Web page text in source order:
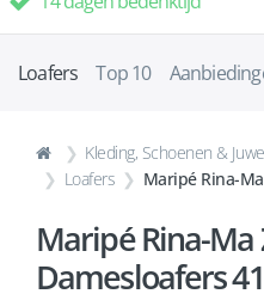
Loafers Top 10
Kleding, Schoenen &
Loafers
Maripé Rina-
Maripé Rina-
Damesloafers